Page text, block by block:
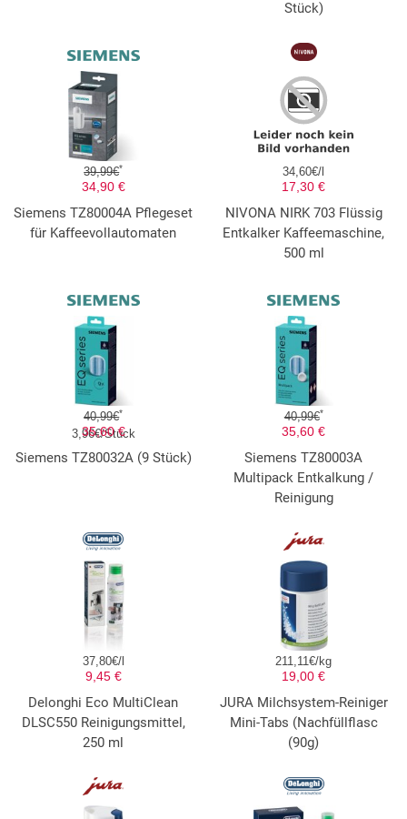
Stück)
39,99€*
34,90 €
Siemens TZ80004A Pflegeset
für Kaffeevollautomaten
34,60€/l
17,30 €
NIVONA NIRK 703 Flüssig
Entkalker Kaffeemaschine,
500 ml
40,99€*
3,96€/Stück
35,60 €
Siemens TZ80032A (9 Stück)
40,99€*
35,60 €
Siemens TZ80003A
Multipack Entkalkung /
Reinigung
37,80€/l
9,45 €
Delonghi Eco MultiClean
DLSC550 Reinigungsmittel,
250 ml
211,11€/kg
19,00 €
JURA Milchsystem-Reiniger
Mini-Tabs (Nachfüllflasc
(90g)